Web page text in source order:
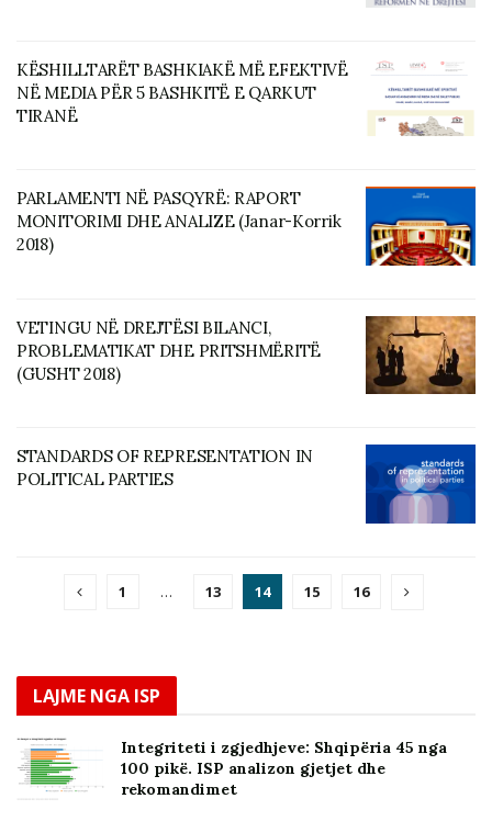
KËSHILLTARËT BASHKIAKË MË EFEKTIVË
NË MEDIA PËR 5 BASHKITË E QARKUT
TIRANË
PARLAMENTI NË PASQYRË: RAPORT
MONITORIMI DHE ANALIZE (Janar-Korrik
2018)
VETINGU NË DREJTËSI BILANCI,
PROBLEMATIKAT DHE PRITSHMËRITË
(GUSHT 2018)
STANDARDS OF REPRESENTATION IN
POLITICAL PARTIES
1 … 13 14 15 16
LAJME NGA ISP
Integriteti i zgjedhjeve: Shqipëria 45 nga
100 pikë. ISP analizon gjetjet dhe
rekomandimet